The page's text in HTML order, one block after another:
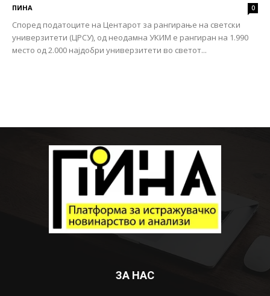
ПИНА 0
Според податоците на Центарот за рангирање на светски
универзитети (ЦРСУ), од неодамна УКИМ е рангиран на 1.990
место од 2.000 најдобри универзитети во светот...
ЗА НАС